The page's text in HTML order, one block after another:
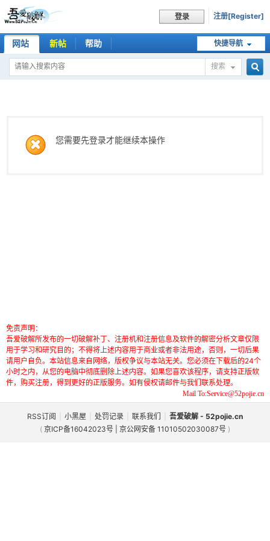
登录 注册[Register]
快捷导航
网站 新帖 帮助
搜索
您需要先登录才能继续本操作
免责声明：
吾爱破解所发布的一切破解补丁、注册机和注册信息及软件的解密分析文章仅限
用于学习和研究目的；不得将上述内容用于商业或者非法用途，否则，一切后果
请用户自负。本站信息来自网络，版权争议与本站无关。您必须在下载后的24个
小时之内，从您的电脑中彻底删除上述内容。如果您喜欢该程序，请支持正版软
件，购买注册，得到更好的正版服务。如有侵权请邮件与我们联系处理。
Mail To:Service@52pojie.cn
RSS订阅 小黑屋 处罚记录 联系我们
吾爱破解 - 52pojie.cn
( 京ICP备16042023号 | 京公网安备 11010502030087号 )